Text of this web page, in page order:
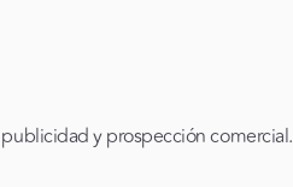
y prospección comercial.